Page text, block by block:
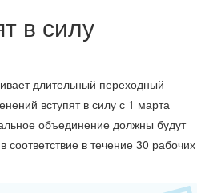
в силу
длительный переходный
вступят в силу с 1 марта
объединение должны будут
соответствие в течение 30 рабочих